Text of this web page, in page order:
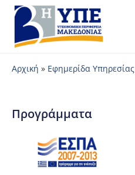
Αρχική » Εφημερίδα Υπηρεσίας
Προγράμματα